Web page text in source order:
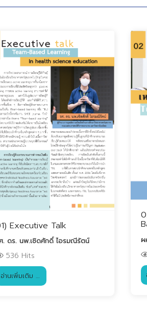
Executive Talk
. ดร. นพ.เชิดศักดิ์ ไอรมณีรัตน์
536 Hits
อ่านเพิ่มเติม …